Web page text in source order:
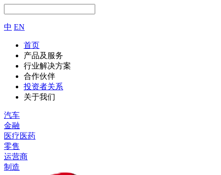
中 EN
首页
产品及服务
行业解决方案
合作伙伴
投资者关系
关于我们
汽车
金融
医疗医药
零售
运营商
制造